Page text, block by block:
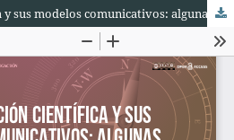
La divulgación científica y sus modelos comunicativos: algunas reflexiones teóricas para la enseñanza de las ciencias